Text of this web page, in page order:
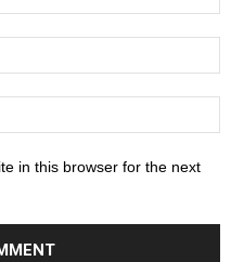
in this browser for the next